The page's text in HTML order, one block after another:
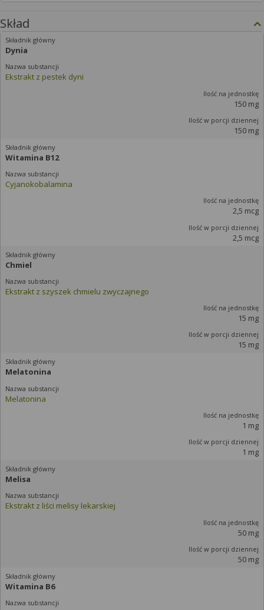
Skład
Dynia
Ekstrakt z pestek dyni
150 mg
150 mg
Witamina B12
Cyjanokobalamina
2,5 mcg
2,5 mcg
Chmiel
Ekstrakt z szyszek chmielu zwyczajnego
15 mg
15 mg
Melatonina
Melatonina
1 mg
1 mg
Melisa
Ekstrakt z liści melisy lekarskiej
50 mg
50 mg
Witamina B6